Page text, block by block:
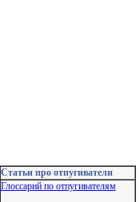
Статьи про отпугиватели
Глоссарий по отпугивателям